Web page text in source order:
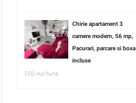
Chirie apartament 3
camere modern, 56 mp,
Pacurari, parcare si boxa
incluse
550 eur/luna